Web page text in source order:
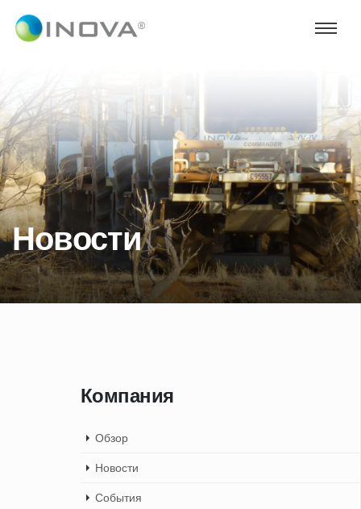
Новости
Компания
Обзор
Новости
События